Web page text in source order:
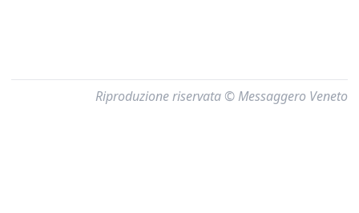
Riproduzione riservata © Messaggero Veneto